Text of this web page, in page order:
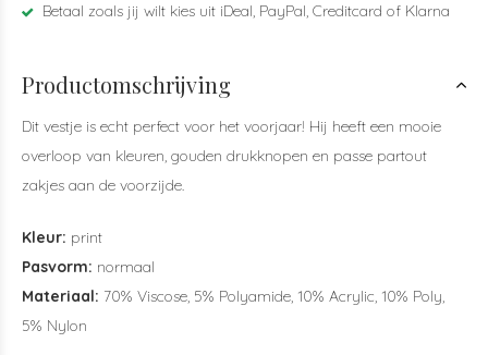
Betaal zoals jij wilt kies uit iDeal, PayPal, Creditcard of Klarna
Productomschrijving
Dit vestje is echt perfect voor het voorjaar! Hij heeft een mooie
overloop van kleuren, gouden drukknopen en passe partout
zakjes aan de voorzijde.
Kleur: print
Pasvorm: normaal
Materiaal: 70% Viscose, 5% Polyamide, 10% Acrylic, 10% Poly,
5% Nylon